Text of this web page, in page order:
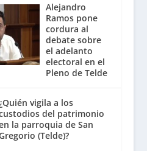
Alejandro
Ramos pone
cordura al
debate sobre
el adelanto
electoral en el
Pleno de Telde
vigila a los
del patrimonio
la parroquia de San
(Telde)?